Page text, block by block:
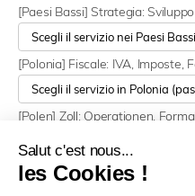
Salut c'est nous...
les Cookies !
[Paesi Bassi] Strategia:
[Polonia] Fiscale: IVA, Imposte,
[Polen] Zoll: Operationen,
[Polonia] Strategia: Sviluppo